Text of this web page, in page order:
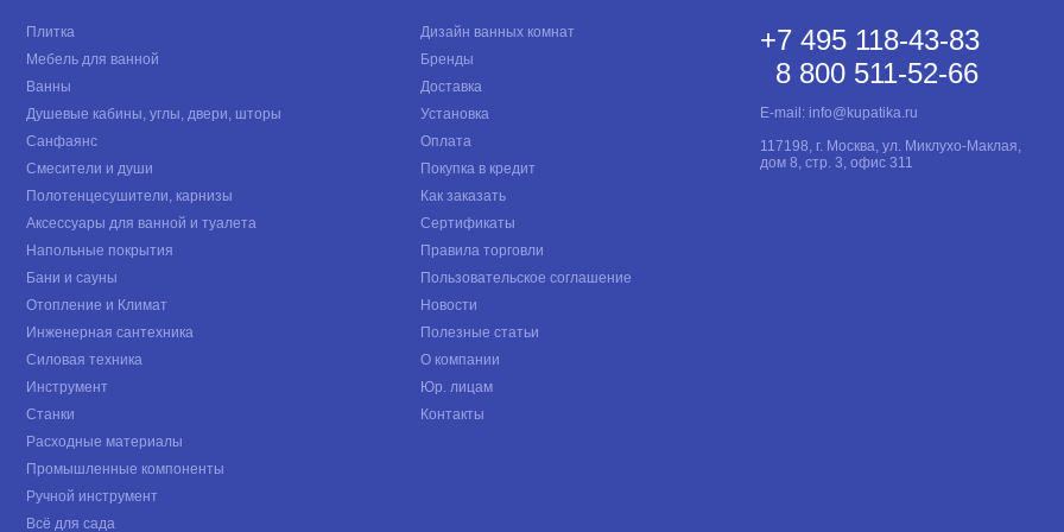
Плитка
Мебель для ванной
Ванны
Душевые кабины, углы, двери, шторы
Санфаянс
Смесители и души
Полотенцесушители, карнизы
Аксессуары для ванной и туалета
Напольные покрытия
Бани и сауны
Отопление и Климат
Инженерная сантехника
Силовая техника
Инструмент
Станки
Расходные материалы
Промышленные компоненты
Ручной инструмент
Всё для сада
Дизайн ванных комнат
Бренды
Доставка
Установка
Оплата
Покупка в кредит
Как заказать
Сертификаты
Правила торговли
Пользовательское соглашение
Новости
Полезные статьи
О компании
Юр. лицам
Контакты
+7 495 118-43-83
8 800 511-52-66
E-mail: info@kupatika.ru
117198, г. Москва, ул. Миклухо-Маклая,
дом 8, стр. 3, офис 311